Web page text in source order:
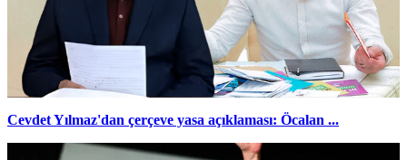
Cevdet Yılmaz'dan çerçeve yasa açıklaması: Öcalan ...